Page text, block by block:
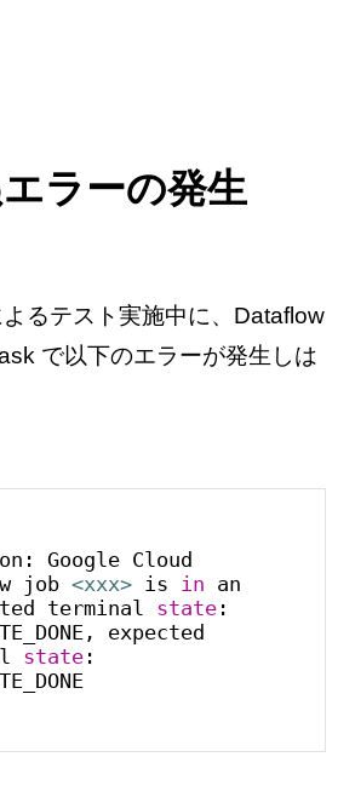
ラーの発生
るテスト実施中に、Dataflow
で以下のエラーが発生しは
Google Cloud
job <xxx> is in an
terminal state:
expected
state: